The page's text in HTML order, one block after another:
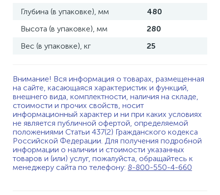
Глубина (в упаковке), мм
480
Высота (в упаковке), мм
280
Вес (в упаковке), кг
25
Внимание! Вся информация о товарах, размещенная
на сайте, касающаяся характеристик и функций,
внешнего вида, комплектности, наличия на складе,
стоимости и прочих свойств, носит
информационный характер и ни при каких условиях
не является публичной офертой, определяемой
положениями Статьи 437(2) Гражданского кодекса
Российской Федерации. Для получения подробной
информации о наличии и стоимости указанных
товаров и (или) услуг, пожалуйста, обращайтесь к
менеджеру сайта по телефону: 8-800-550-4-660